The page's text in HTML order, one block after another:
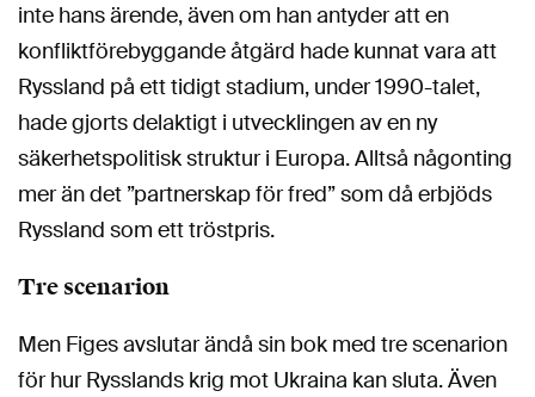
inte hans ärende, även om han antyder att en
konfliktförebyggande åtgärd hade kunnat vara att
Ryssland på ett tidigt stadium, under 1990-talet,
hade gjorts delaktigt i utvecklingen av en ny
säkerhetspolitisk struktur i Europa. Alltså någonting
mer än det ”partnerskap för fred” som då erbjöds
Ryssland som ett tröstpris.
Tre scenarion
Men Figes avslutar ändå sin bok med tre scenarion
för hur Rysslands krig mot Ukraina kan sluta. Även